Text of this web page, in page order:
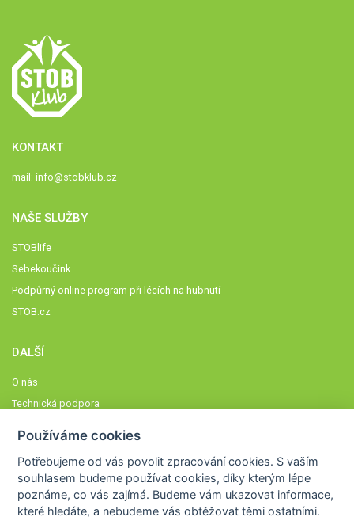
KONTAKT
mail: info@stobklub.cz
NAŠE SLUŽBY
STOBlife
Sebekoučink
Podpůrný online program při lécích na hubnutí
STOB.cz
DALŠÍ
O nás
Technická podpora
Členové STOBklubu
Zásady nakládání s osobními údaji
Otestujte se
Používáme cookies
Potřebujeme od vás povolit zpracování cookies. S vaším
souhlasem budeme používat cookies, díky kterým lépe
poznáme,co vás zajímá. Budeme vám ukazovat informace,
které hledáte, a nebudeme vás obtěžovat těmi ostatními.